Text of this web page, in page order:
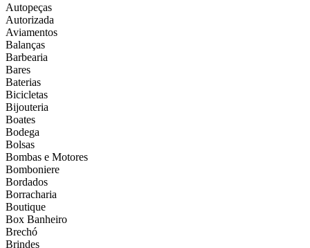
Autopeças
Autorizada
Aviamentos
Balanças
Barbearia
Bares
Baterias
Bicicletas
Bijouteria
Boates
Bodega
Bolsas
Bombas e Motores
Bomboniere
Bordados
Borracharia
Boutique
Box Banheiro
Brechó
Brindes